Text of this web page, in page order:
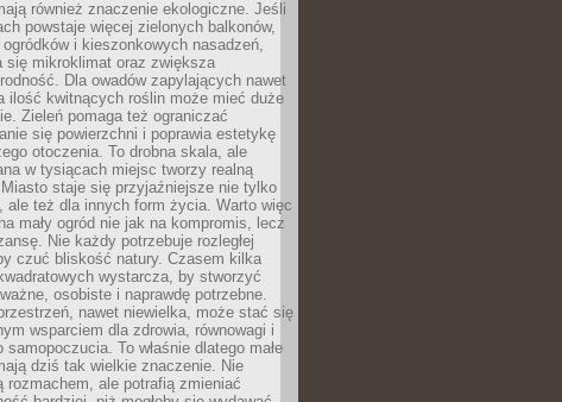
również znaczenie ekologiczne. Jeśli
powstaje więcej zielonych balkonów,
ogródków i kieszonkowych nasadzeń,
się mikroklimat oraz zwiększa
Dla owadów zapylających nawet
ilość kwitnących roślin może mieć duże
Zieleń pomaga też ograniczać
się powierzchni i poprawia estetykę
otoczenia. To drobna skala, ale
w tysiącach miejsc tworzy realną
staje się przyjaźniejsze nie tylko
ale też dla innych form życia. Warto więc
mały ogród nie jak na kompromis, lecz
Nie każdy potrzebuje rozległej
czuć bliskość natury. Czasem kilka
wystarcza, by stworzyć
osobiste i naprawdę potrzebne.
nawet niewielka, może stać się
wsparciem dla zdrowia, równowagi i
samopoczucia. To właśnie dlatego małe
dziś tak wielkie znaczenie. Nie
rozmachem, ale potrafią zmieniać